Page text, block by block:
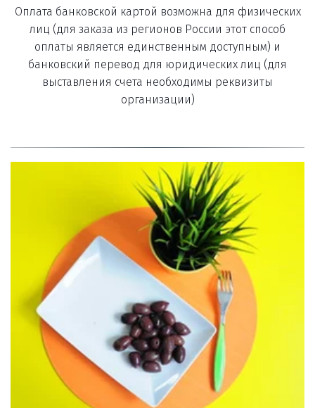
Оплата банковской картой возможна для физических
лиц (для заказа из регионов России этот способ
оплаты является единственным доступным) и
банковский перевод для юридических лиц (для
выставления счета необходимы реквизиты
организации)